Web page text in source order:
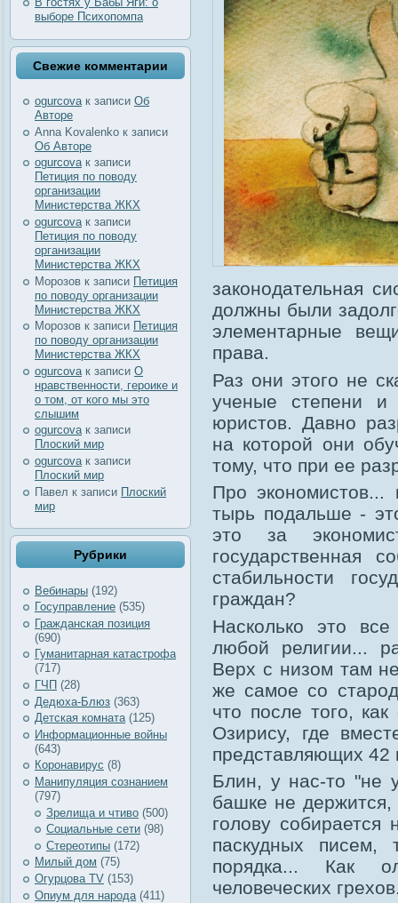
выборе Психопомпа
Свежие комментарии
ogurcovaк записи Об
Авторе
Anna Kovalenko к записи
Об Авторе
ogurcovaк записи
Петиция по поводу
организации
Министерства ЖКХ
ogurcova к записи
Петиция по поводу
организации
Министерства ЖКХ
Морозов к записи Петиция
по поводу организации
Министерства ЖКХ
Морозов к записи Петиция
по поводу организации
Министерства ЖКХ
ogurcova к записи О
нравственности, героике и
о том, от кого мы это
слышим
ogurcovaк записи
Плоский мир
ogurcova к записи
Плоский мир
Павел к записи Плоский
мир
Рубрики
Вебинары (192)
Госуправление (535)
Гражданская позиция
(690)
Гуманитарная катастрофа
(717)
ГЧП (28)
Дедюха-Блюз (363)
Детская комната(125)
Информационные войны
(643)
Коронавирус (8)
Манипуляция сознанием
(797)
Зрелища и чтиво (500)
Социальные сети (98)
Стереотипы (172)
Милый дом (75)
Огурцова TV (153)
Опиум для народа (411)
законодательная
должны были
элементарные
права.
Раз они этого не
ученые степени и
юристов. Давно
на которой они
тому, что при ее
Про
тырь подальше -
это за
государственная
стабильности
граждан?
Насколько это
любой религии...
Верх с низом там
же самое со
что после того,
Озирису, где
представляющих 42
Блин, у нас-то "не
башке не
голову собирается
паскудных писем,
порядка... Как
человеческих